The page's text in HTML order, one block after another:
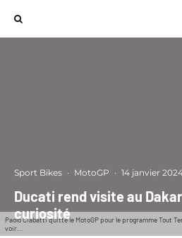
Paolo Ciabatti quitte le MotoGP pour le programme Tout
voir...
Sport Bikes · MotoGP · 14 janvier
Ducati rend visite au
curiosité